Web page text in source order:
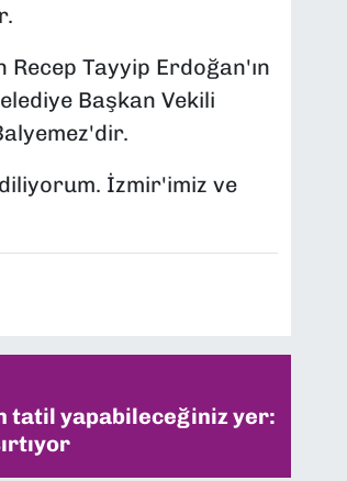
Recep Tayyip Erdoğan'ın
Başkan Vekili
İzmir'imiz ve
tatil yapabileceğiniz yer: